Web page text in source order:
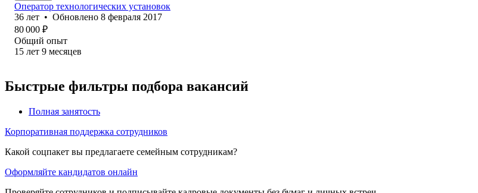
Оператор технологических установок
36 лет • Обновлено 8 февраля 2017
80 000 ₽
Общий опыт
15 лет 9 месяцев
Быстрые фильтры подбора вакансий
Полная занятость
Корпоративная поддержка сотрудников
Какой соцпакет вы предлагаете семейным сотрудникам?
Оформляйте кандидатов онлайн